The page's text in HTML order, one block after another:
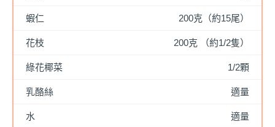
蝦仁 200克（約15尾）
花枝 200克 （約1/2隻）
綠花椰菜 1/2顆
乳酪絲 適量
水 適量